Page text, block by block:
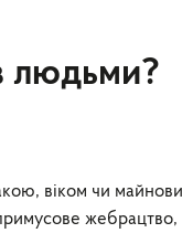
людьми?
віком чи
жебрацтво,